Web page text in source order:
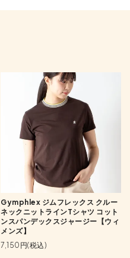
Gymphlex ジムフレックス クルー
ネックニットラインTシャツ コット
ンスパンデックスジャージー【ウィ
メンズ】
7,150円(税込)